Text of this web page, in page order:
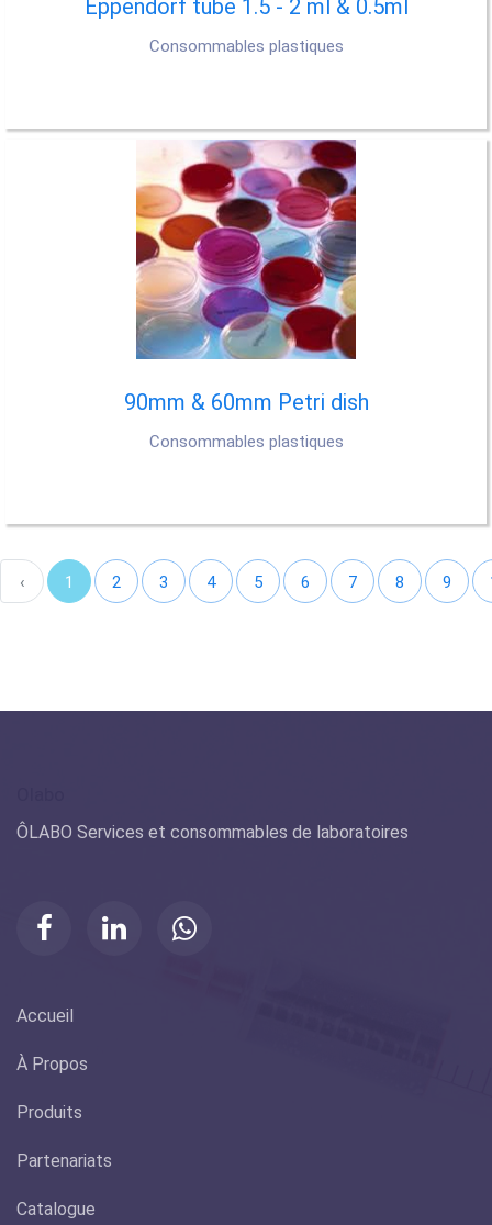
Eppendorf tube 1.5 - 2 ml & 0.5ml
Consommables plastiques
90mm & 60mm Petri dish
Consommables plastiques
‹ 1 2 3 4 5 6 7 8 9
ÔLABO Services et consommables de laboratoires
Accueil
À Propos
Produits
Partenariats
Catalogue